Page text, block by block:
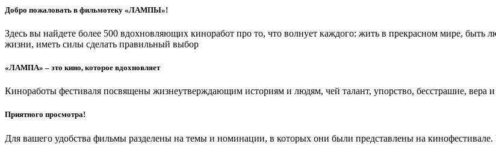
Добро пожаловать в фильмотеку «ЛАМПЫ»!
Здесь вы найдете более 500 вдохновляющих киноработ про то, что волнует каждого: жить в прекрасном мире,
жизни, иметь силы сделать правильный выбор
«ЛАМПА» – это кино, которое вдохновляет
Киноработы фестиваля посвящены жизнеутверждающим историям и людям, чей талант, упорство, бесстрашие,
Приятного просмотра!
Для вашего удобства фильмы разделены на темы и номинации, в которых они были представлены на